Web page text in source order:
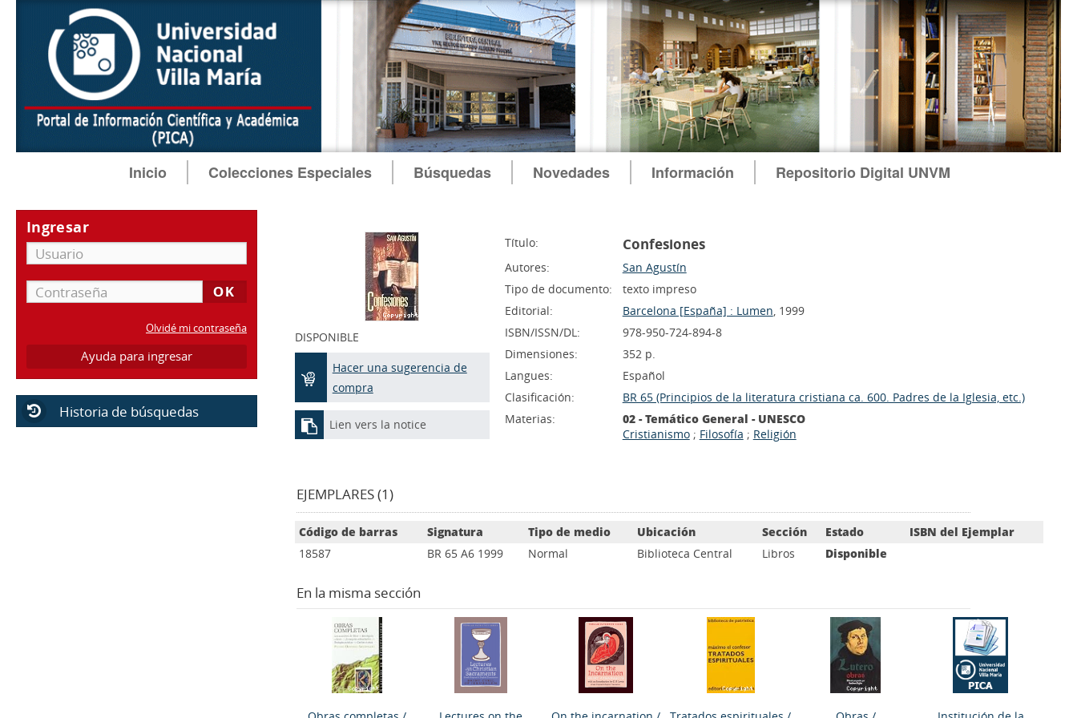
Inicio Colecciones Especiales Búsquedas Novedades Información Repositorio Digital UNVM
Ingresar
Olvidé mi contraseña
Ayuda para ingresar
Historia de búsquedas
DISPONIBLE
Hacer una sugerencia de
compra
Lien vers la notice
Título: Confesiones
Autores:
San Agustín
Tipo de documento:
texto impreso
Editorial:
Barcelona [España] : Lumen, 1999
ISBN/ISSN/DL:
978-950-724-894-8
Dimensiones:
352 p.
Langues:
Español
Clasificación:
BR 65 (Principios de la literatura cristiana ca. 600. Padres de la Iglesia, etc.)
Materias:
02 - Temático General - UNESCO
Cristianismo; Filosofía ; Religión
EJEMPLARES (1)
Código de barras Signatura Tipo de medio Ubicación Sección Estado
ISBN del Ejemplar
18587
BR 65 A6 1999 Normal Biblioteca Central Libros Disponible
En la misma sección